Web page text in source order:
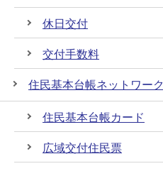
休日交付
交付手数料
住民基本台帳ネットワーク
住民基本台帳カード
広域交付住民票